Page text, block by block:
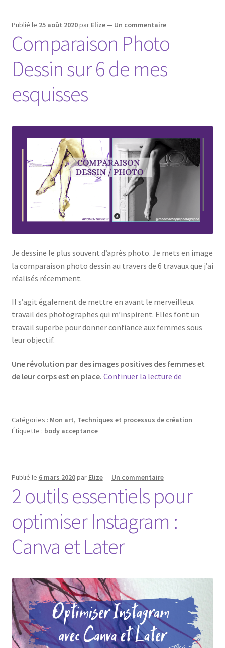
Publié le 25 août 2020par Elize— Un commentaire
Comparaison Photo
Dessin sur 6 de mes
esquisses
Je dessine le plus souvent d’après photo. Je mets en image
la comparaison photo dessin au travers de 6 travaux que j’ai
réalisés récemment.
Il s’agit également de mettre en avant le merveilleux
travail des photographes qui m’inspirent. Elles font un
travail superbe pour donner confiance aux femmes sous
leur objectif.
Une révolution par des images positives des femmes et
de leur corps est en place. Continuer la lecture de
6
Catégories : Mon art, Techniques et processus de création
Étiquette : body acceptance
Publié le 6 mars 2020par Elize— Un commentaire
2 outils essentiels pour
optimiser Instagram :
Canva et Later